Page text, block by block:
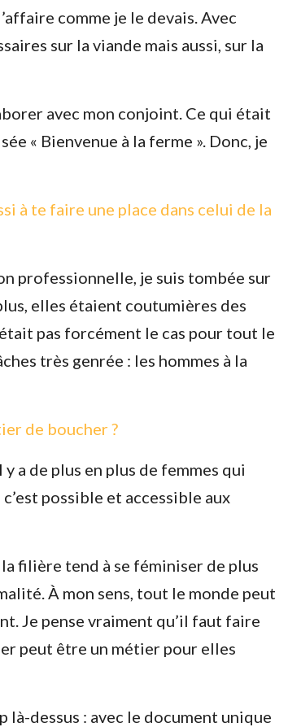
par reCAPTCHA et Google,Politique de confidentialité
.
comme je le devais. Avec
sur la viande mais aussi, sur la
avec mon conjoint. Ce qui était
« Bienvenue à la ferme ». Donc, je
à te faire une place dans celui de la
professionnelle, je suis tombée sur
elles étaient coutumières des
pas forcément le cas pour tout le
très genrée : les hommes à la
de boucher ?
a de plus en plus de femmes qui
possible et accessible aux
filière tend à se féminiser de plus
À mon sens, tout le monde peut
Je pense vraiment qu’il faut faire
peut être un métier pour elles
dessus : avec le document unique